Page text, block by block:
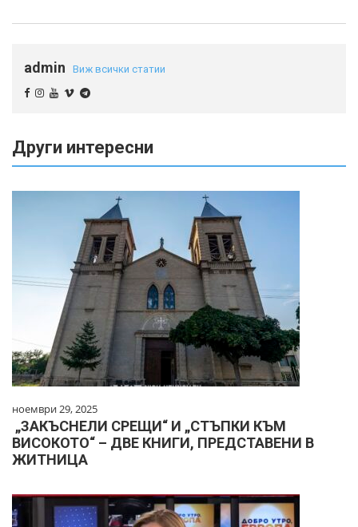
admin Виж всички статии
Други интересни
ноември 29, 2025
„ЗАКЪСНЕЛИ СРЕЩИ“ И „СТЪПКИ КЪМ
ВИСОКОТО“ – ДВЕ КНИГИ, ПРЕДСТАВЕНИ В
ЖИТНИЦА